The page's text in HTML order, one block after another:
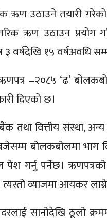
उठाउने तयारी
ऋण उठाउन प्रयोग
वर्षदेखि १५ वर्षअवधि
–२०८५ ‘ढ’
दिएको छ।
तथा वित्तीय संस्था,
बोलकबोलमा
पेश गर्नु पर्नेछ।
व्याजमा आयकर
सानोदेखि ठूलो